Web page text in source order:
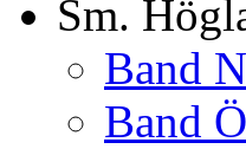
Sm.
Band
Band